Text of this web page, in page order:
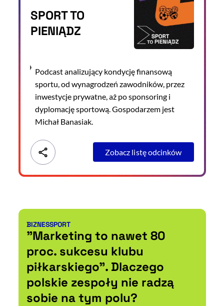
SPORT TO
PIENIĄDZ
Podcast analizujący kondycję finansową
sportu, od wynagrodzeń zawodników, przez
inwestycje prywatne, aż po sponsoring i
dyplomację sportową. Gospodarzem jest
Michał Banasiak.
Zobacz listę odcinków
Kategorie artykułu:
BIZNESSPORT
"Marketing to nawet 80
proc. sukcesu klubu
piłkarskiego". Dlaczego
polskie zespoły nie radzą
sobie na tym polu?